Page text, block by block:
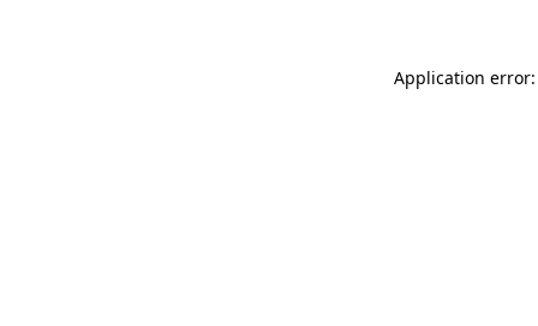
Application